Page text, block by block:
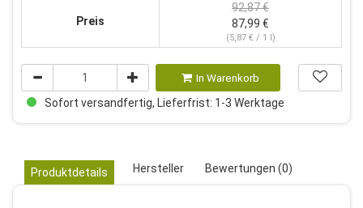
Preis
92,87 €
87,99 €
(5,87 € / 1 l)
In Warenkorb
Sofort versandfertig, Lieferfrist: 1-3 Werktage
Produktdetails Hersteller Bewertungen (0)